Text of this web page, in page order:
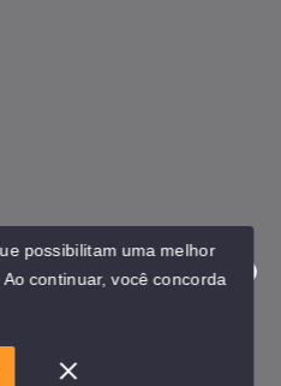
disponíveis para te ajudar.
- Todos os direitos
possibilitam uma melhor
Ao continuar, você concorda